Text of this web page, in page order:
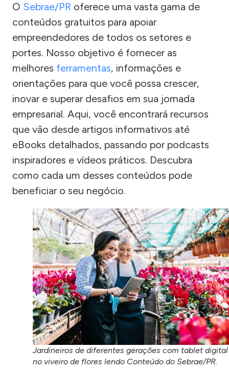
O Sebrae/PR oferece uma vasta gama de
conteúdos gratuitos para apoiar
empreendedores de todos os setores e
portes. Nosso objetivo é fornecer as
melhores ferramentas, informações e
orientações para que você possa crescer,
inovar e superar desafios em sua jornada
empresarial. Aqui, você encontrará recursos
que vão desde artigos informativos até
eBooks detalhados, passando por podcasts
inspiradores e vídeos práticos. Descubra
como cada um desses conteúdos pode
beneficiar o seu negócio.
Jardineiros de diferentes gerações com tablet digital
no viveiro de flores lendo Conteúdo do Sebrae/PR.